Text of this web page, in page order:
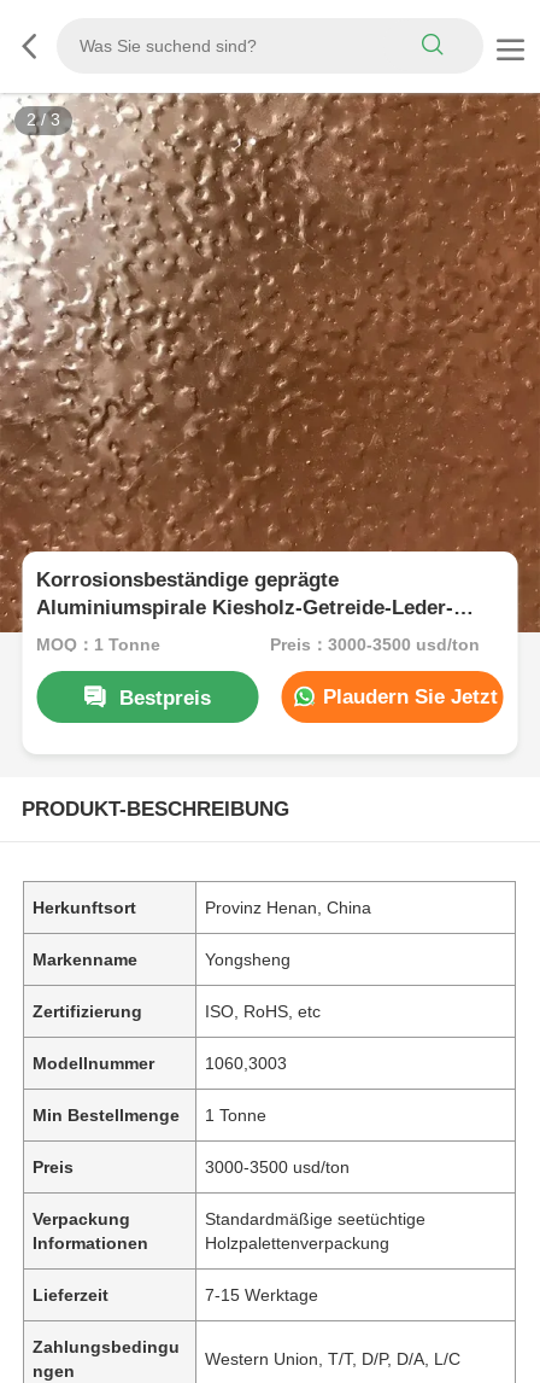
3/3
Korrosionsbeständige geprägte
Aluminiumspirale Kiesholz-Getreide-Leder-
Textur Rutschfederplatte für Kaltlager Trailer-
MOQ：1 Tonne Preis：3000-3500 usd/ton
Bestpreis Plaudern Sie Jetzt
PRODUKT-BESCHREIBUNG
Herkunftsort Provinz Henan, China
Markenname Yongsheng
Zertifizierung ISO, RoHS, etc
Modellnummer 1060,3003
Min Bestellmenge 1 Tonne
Preis 3000-3500 usd/ton
Verpackung
Informationen
Standardmäßige seetüchtige
Holzpalettenverpackung
Lieferzeit 7-15 Werktage
Zahlungsbedingu
ngen
Western Union, T/T, D/P, D/A, L/C